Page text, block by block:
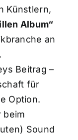
Künstlern,
Album“
an
Beitrag –
für
Option.
beim
Sound